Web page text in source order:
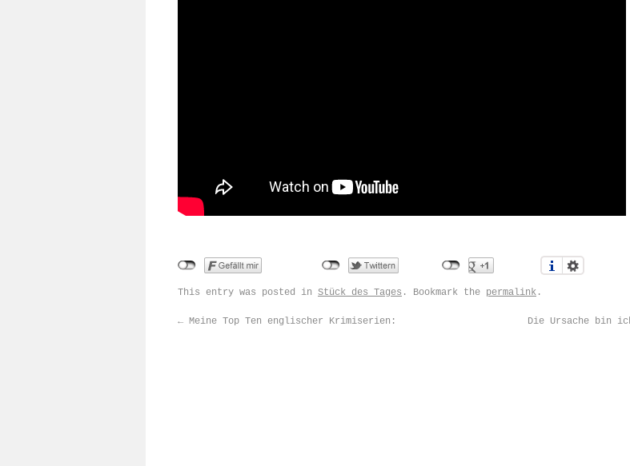
This entry was posted in Stück des Tages . Bookmark the permalink .
← Meine Top Ten englischer Krimiserien: Die Ursache bin